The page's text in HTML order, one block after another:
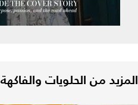
المزيد من الحلويات والفاكهة